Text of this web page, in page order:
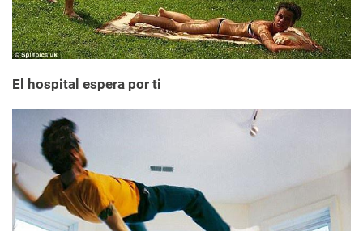
El hospital espera por ti